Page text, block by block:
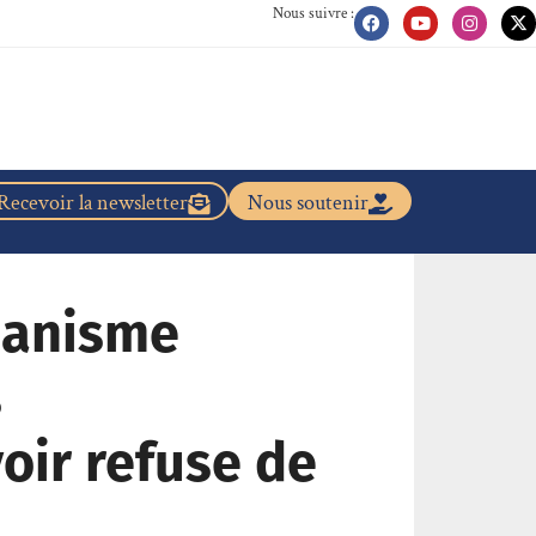
Nous suivre :
Nous soutenir
la newsletter
refuse de